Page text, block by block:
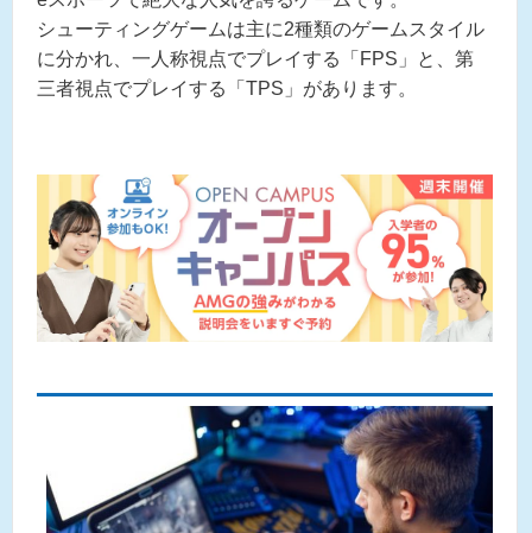
シューティングゲームは主に2種類のゲームスタイル
に分かれ、一人称視点でプレイする「FPS」と、第
三者視点でプレイする「TPS」があります。